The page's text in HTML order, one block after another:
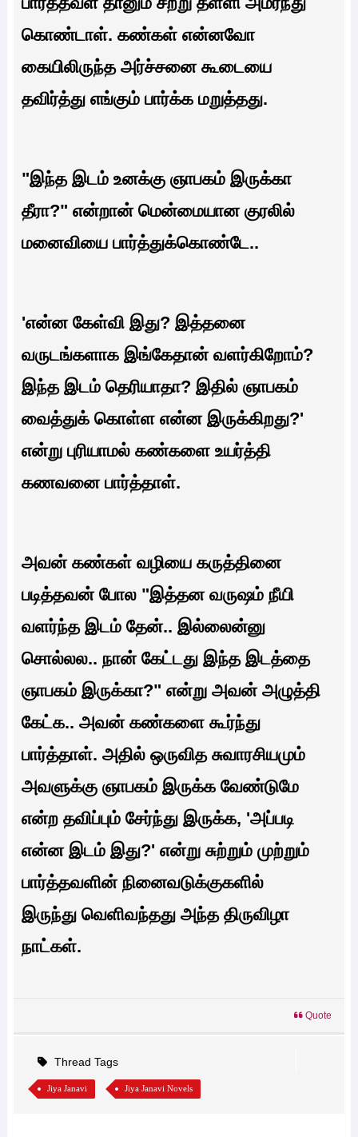
கொண்டாள். கண்கள் என்னவோ
கையிலிருந்த அர்ச்சனை கூடையை
தவிர்த்து எங்கும் பார்க்க மறுத்தது.
"இந்த இடம் உனக்கு ஞாபகம் இருக்கா
தீரா?" என்றான் மென்மையான குரலில்
மனைவியை பார்த்துக்கொண்டே..
'என்ன கேள்வி இது? இத்தனை
வருடங்களாக இங்கேதான் வளர்கிறோம்?
இந்த இடம் தெரியாதா? இதில் ஞாபகம்
வைத்துக் கொள்ள என்ன இருக்கிறது?'
என்று புரியாமல் கண்களை உயர்த்தி
கணவனை பார்த்தாள்.
அவன் கண்கள் வழியை கருத்தினை
படித்தவன் போல "இத்தன வருஷம் நீயி
வளர்ந்த இடம் தேன்.. இல்லைன்னு
சொல்லல.. நான் கேட்டது இந்த இடத்தை
ஞாபகம் இருக்கா?" என்று அவன் அழுத்தி
கேட்க.. அவன் கண்களை கூர்ந்து
பார்த்தாள். அதில் ஒருவித சுவாரசியமும்
அவளுக்கு ஞாபகம் இருக்க வேண்டுமே
என்ற தவிப்பும் சேர்ந்து இருக்க, 'அப்படி
என்ன இடம் இது?' என்று சுற்றும் முற்றும்
பார்த்தவளின் நினைவடுக்குகளில்
இருந்து வெளிவந்தது அந்த திருவிழா
நாட்கள்.
Quote
Thread Tags
Jiya Janavi Jiya Janavi Novels